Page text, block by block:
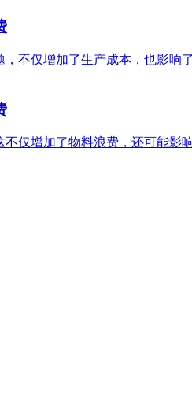
不仅增加了生产成本，也影
仅增加了物料浪费，还可能